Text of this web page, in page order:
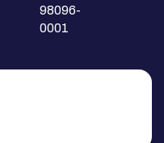
98096-
0001